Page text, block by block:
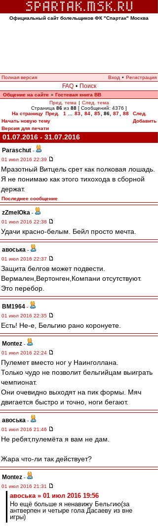
Официальный сайт болельщиков ФК "Спартак" Москва
Полная версия Вход • Регистрация
FAQ • Поиск
Общение на сайте » Гостевая книга ВВ
Пред. тема | След. тема
Страница 86 из 88 [ Сообщений: 4376 ]
На страницу Пред. 1 83 84 85 86, 87 88
След.
Начать новую тему
Добавить
Версия для печати
01.07.2016 - 31.07.2016
Paraschut -
01 июл 2016 22:39
Мразотный Витцель срет как полковая лошадь.
Я не понимаю как этого тихохода в сборной
держат.
Последнее сообщение
zZmeIOka -
01 июл 2016 22:38
Удачи красно-белым. Бейл просто мечта.
авоська -
01 июл 2016 22:37
Защита белгов может подвести.
Вермален,Вертонген,Компани отсутствуют.
Это перебор.
BM1964 -
01 июл 2016 22:35
Есть! Не-е, Бельгию рано коронуете.
Montez -
01 июл 2016 22:24
Пулемет вместо ног у Наинголлана.
Только чудо не позволит бельгийцам выиграть
чемпионат.
Они очевидно выходят на пик формы. Мяч
двигается быстро и точно, ноги бегают.
авоська -
01 июл 2016 21:46
Не ребят,пулемёта я вам не дам.
Жара что-ли так действует?
Montez -
01 июл 2016 21:31
авоська » 01 июл 2016 19:56
Но ещё больше я ненавижу Бельгию(за
антверпен и четыре гола Дасаеву из вне
игры)